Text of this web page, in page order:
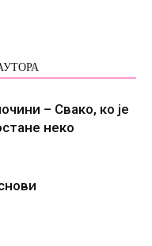
– Свако, ко је
некo